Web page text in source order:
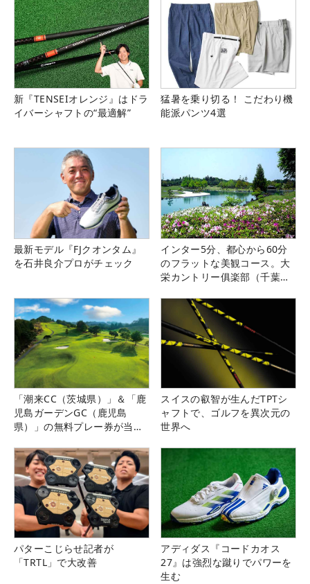
新『TENSEIオレンジ』はドラ
イバーシャフトの“最適解”
猛暑を乗り切る！ こだわり機
能派パンツ4選
最新モデル『FJクオンタム』
を石井良介プロがチェック
インター5分、都心から60分
のフラットな美観コース。大
栄カントリー俱楽部（千葉
「潮来CC（茨城県）」＆「鹿
児島ガーデンGC（鹿児島
県）」の無料プレー券が当た
スイスの叡智が生んだTPTシ
ャフトで、ゴルフを異次元の
世界へ
パターこじらせ記者が
「TRTL」で大改善
アディダス『コードカオス
27』は強烈な蹴りでパワーを
生む